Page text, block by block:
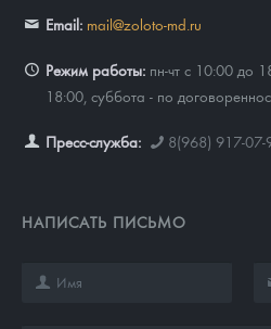
Email: mail@zoloto-md.ru
Режим работы: пн-чт с 10:00 до
18:00, суббота - по
Пресс-служба: 8(968) 917-07-
НАПИСАТЬ ПИСЬМО